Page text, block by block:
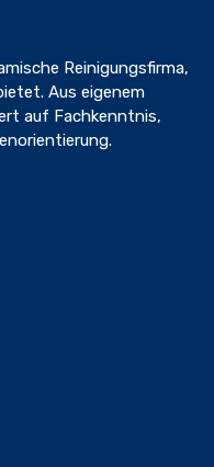
Reinigungsfirma,
Aus eigenem
auf Fachkenntnis,